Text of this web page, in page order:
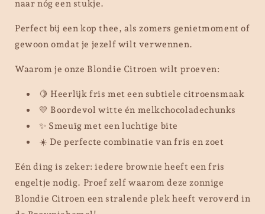
naar nóg een stukje.
Perfect bij een kop thee, als zomers genietmoment of
gewoon omdat je jezelf wilt verwennen.
Waarom je onze Blondie Citroen wilt proeven:
🍋 Heerlijk fris met een subtiele citroensmaak
💛 Boordevol witte én melkchocoladechunks
✨ Smeuïg met een luchtige bite
☀️ De perfecte combinatie van fris en zoet
Eén ding is zeker: iedere brownie heeft een fris
engeltje nodig. Proef zelf waarom deze zonnige
Blondie Citroen een stralende plek heeft veroverd in